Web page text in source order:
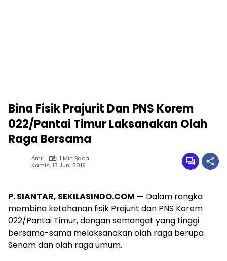
Bina Fisik Prajurit Dan PNS Korem
022/Pantai Timur Laksanakan Olah
Raga Bersama
Amr
1 Min Baca
Kamis, 13 Juni 2019
P. SIANTAR, SEKILASINDO.COM — Dalam rangka
membina ketahanan fisik Prajurit dan PNS Korem
022/Pantai Timur, dengan semangat yang tinggi
bersama-sama melaksanakan olah raga berupa
Senam dan olah raga umum.